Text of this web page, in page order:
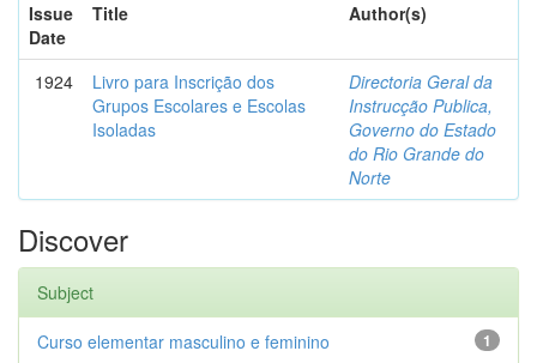
Issue
Date
Title Author(s)
1924
Livro para Inscrição dos
Grupos Escolares e Escolas
Isoladas
Directoria Geral da
Instrucção Publica,
Governo do Estado
do Rio Grande do
Norte
Discover
Subject
1
Curso elementar masculino e feminino